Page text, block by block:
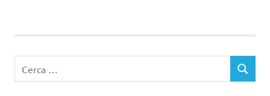
per:
CERCA